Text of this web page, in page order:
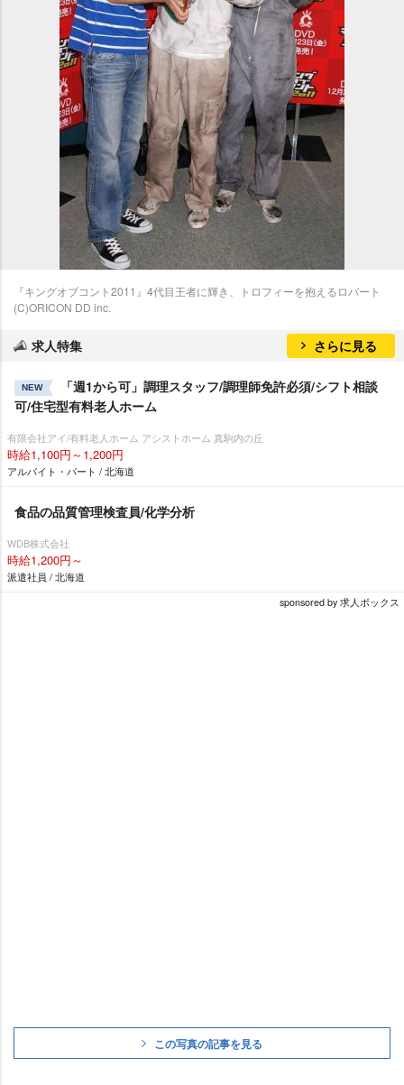
『キングオブコント2011』4代目王者に輝き、トロフィーを抱えるロバート
(C)ORICON DD inc.
求人特集 さらに見る
NEW
「週1から可」調理スタッフ/調理師免許必須/シフト相談
可/住宅型有料老人ホーム
有限会社アイ/有料老人ホーム アシストホーム 真駒内の丘
時給1,100円～1,200円
アルバイト・パート / 北海道
食品の品質管理検査員/化学分析
WDB株式会社
時給1,200円～
派遣社員 / 北海道
sponsored by 求人ボックス
この写真の記事を見る